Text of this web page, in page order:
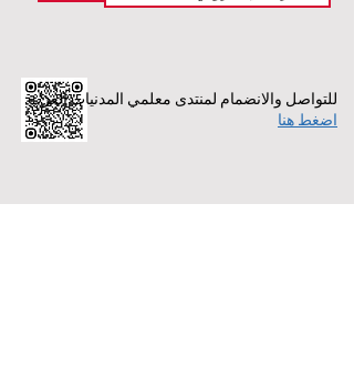
للتواصل والانضمام لمنتدى معلمي المدنيات العرب
اضغط هنا